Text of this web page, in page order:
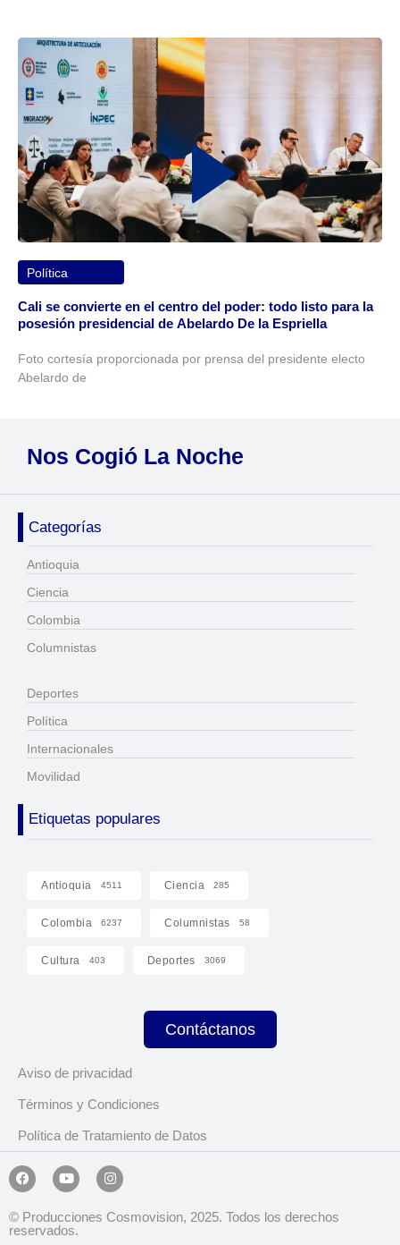
Política
Cali se convierte en el centro del poder: todo listo para la
posesión presidencial de Abelardo De la Espriella
Foto cortesía proporcionada por prensa del presidente electo
Abelardo de
Nos Cogió La Noche
Categorías
Antioquia
Ciencia
Colombia
Columnistas
Deportes
Política
Internacionales
Movilidad
Etiquetas populares
Antioquia 4511 Ciencia 285
Colombia 6237 Columnistas 58
Cultura 403 Deportes 3069
Contáctanos
Aviso de privacidad
Términos y Condiciones
Política de Tratamiento de Datos
© Producciones Cosmovision, 2025. Todos los derechos
reservados.